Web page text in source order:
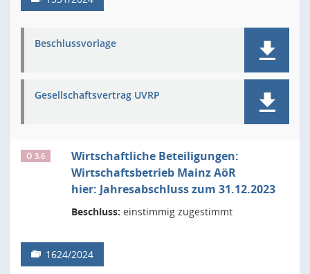
Beschlussvorlage
Gesellschaftsvertrag UVRP
Ö 3.6
Wirtschaftliche Beteiligungen:
Wirtschaftsbetrieb Mainz AöR
hier: Jahresabschluss zum 31.12.2023
Beschluss: einstimmig zugestimmt
1624/2024